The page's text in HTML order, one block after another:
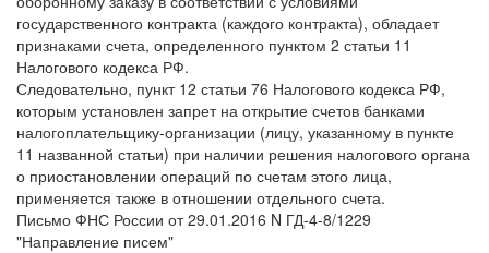
государственного контракта (каждого контракта), обладает
признаками счета, определенного пунктом 2 статьи 11
Налогового кодекса РФ.
Следовательно, пункт 12 статьи 76 Налогового кодекса РФ,
которым установлен запрет на открытие счетов банками
налогоплательщику-организации (лицу, указанному в пункте
11 названной статьи) при наличии решения налогового органа
о приостановлении операций по счетам этого лица,
применяется также в отношении отдельного счета.
Письмо ФНС России от 29.01.2016 N ГД-4-8/1229
"Направление писем"